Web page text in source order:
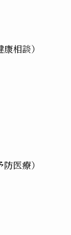
相談）
医療）